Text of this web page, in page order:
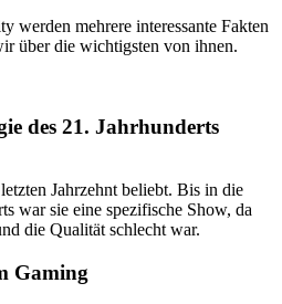
werden mehrere interessante Fakten
über die wichtigsten von ihnen.
des 21. Jahrhunderts
Jahrzehnt beliebt. Bis in die
war sie eine spezifische Show, da
die Qualität schlecht war.
Gaming